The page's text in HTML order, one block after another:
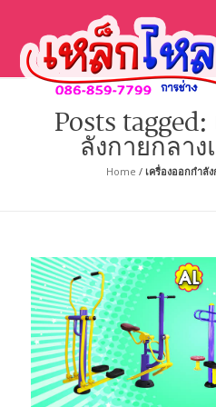
Posts tagged:
ลังกายกลาง
Home / เครื่องออกกําลั